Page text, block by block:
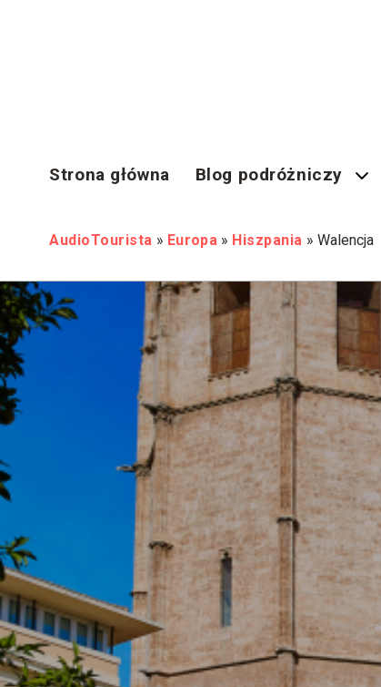
Strona główna Blog podróżniczy
AudioTourista » Europa » Hiszpania » Walencja